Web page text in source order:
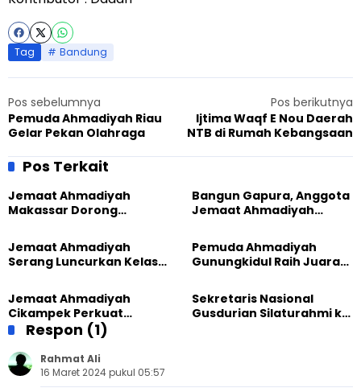
Tag Bandung
Pos sebelumnya
Pemuda Ahmadiyah Riau
Gelar Pekan Olahraga
Pos berikutnya
Ijtima Waqf E Nou Daerah
NTB di Rumah Kebangsaan
Pos Terkait
Jemaat Ahmadiyah
Makassar Dorong
Lewat Edukasi Ekoteologi
Bangun Gapura, Anggota
Jemaat Ahmadiyah
Sambut HUT RI ke-81
Jemaat Ahmadiyah
Serang Luncurkan Kelas
Generasi Unggul
Pemuda Ahmadiyah
Gunungkidul Raih Juara
Jemaat Ahmadiyah
Cikampek Perkuat
Komitmen Bangun Masjid
Lewat Pengajian
Gabungan
Sekretaris Nasional
Gusdurian Silaturahmi ke
Respon (1)
Rahmat Ali
16 Maret 2024 pukul 05:57